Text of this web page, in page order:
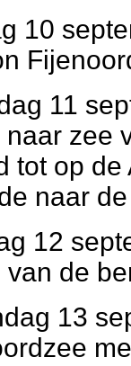
10
11
zee
tot op
naar
12
van de
13